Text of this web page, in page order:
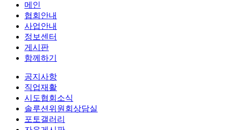
메인
협회안내
사업안내
정보센터
게시판
함께하기
공지사항
직업재활
시도협회소식
솔루션위원회상담실
포토갤러리